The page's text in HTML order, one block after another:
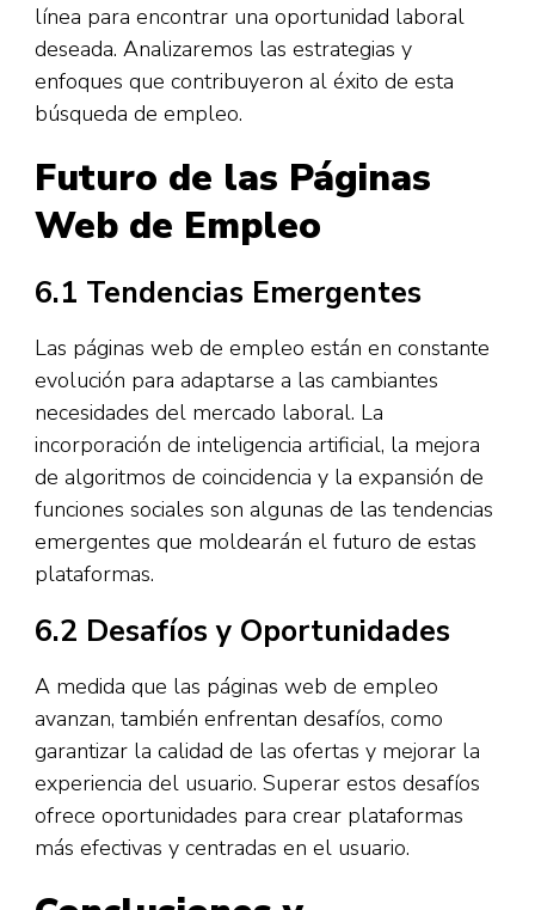
línea para encontrar una oportunidad laboral
deseada. Analizaremos las estrategias y
enfoques que contribuyeron al éxito de esta
búsqueda de empleo.
Futuro de las Páginas
Web de Empleo
6.1 Tendencias Emergentes
Las páginas web de empleo están en constante
evolución para adaptarse a las cambiantes
necesidades del mercado laboral. La
incorporación de inteligencia artificial, la mejora
de algoritmos de coincidencia y la expansión de
funciones sociales son algunas de las tendencias
emergentes que moldearán el futuro de estas
plataformas.
6.2 Desafíos y Oportunidades
A medida que las páginas web de empleo
avanzan, también enfrentan desafíos, como
garantizar la calidad de las ofertas y mejorar la
experiencia del usuario. Superar estos desafíos
ofrece oportunidades para crear plataformas
más efectivas y centradas en el usuario.